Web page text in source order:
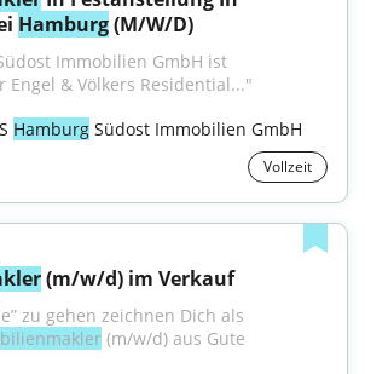
Hamburg (M/W/D)
Immobilien GmbH ist
Engel & Völkers Residential..."
Hamburg Südost Immobilien GmbH
Vollzeit
(m/w/d) im Verkauf
zu gehen zeichnen Dich als
(m/w/d) aus Gute